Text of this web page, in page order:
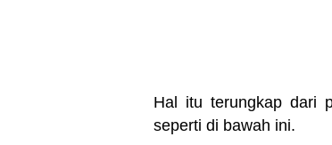
Hal itu terungkap dari
seperti di bawah ini.